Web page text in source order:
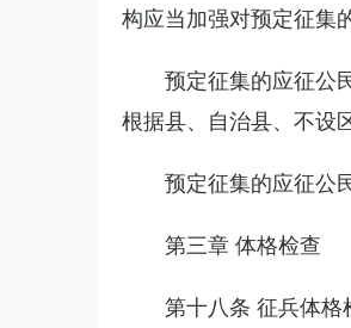
构应当加强对预定征集
预定征集的应征公
根据县、自治县、不设
预定征集的应征公
第三章 体格检查
第十八条 征兵体